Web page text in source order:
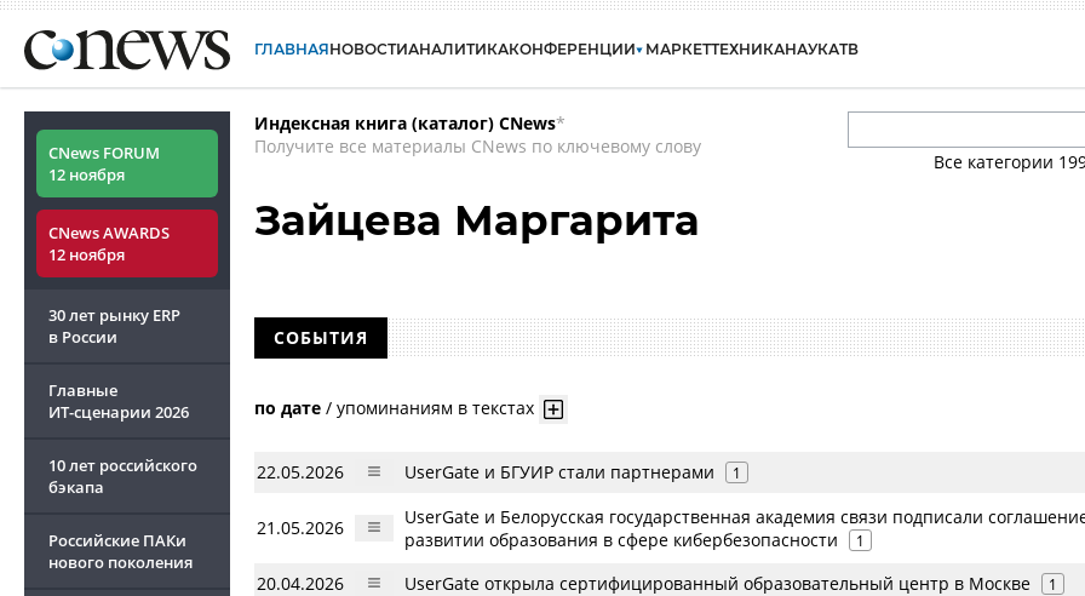
ГЛАВНАЯНОВОСТИАНАЛИТИКАКОНФЕРЕНЦИИ МАРКЕТТЕХНИКАНАУКАТВ
CNews FORUM
12 ноября
CNews AWARDS
12 ноября
30 лет рынку ERP
в России
Главные
ИТ-сценарии 2026
10 лет российского
бэкапа
Российские ПАКи
нового поколения
Индексная книга (каталог) CNews*
Получите все материалы CNews по ключевому слову
Все категории
Зайцева Маргарита
СОБЫТИЯ
по дате / упоминаниям в текстах
22.05.2026 UserGate и БГУИР стали партнерами 1
21.05.2026
UserGate и Белорусская государственная академия связи подписали
развитии образования в сфере кибербезопасности
1
20.04.2026 UserGate открыла сертифицированный образовательный центр в Москве 1